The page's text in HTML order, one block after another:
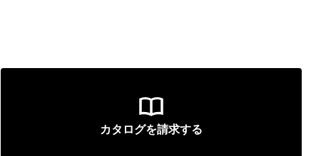
カタログを請求する